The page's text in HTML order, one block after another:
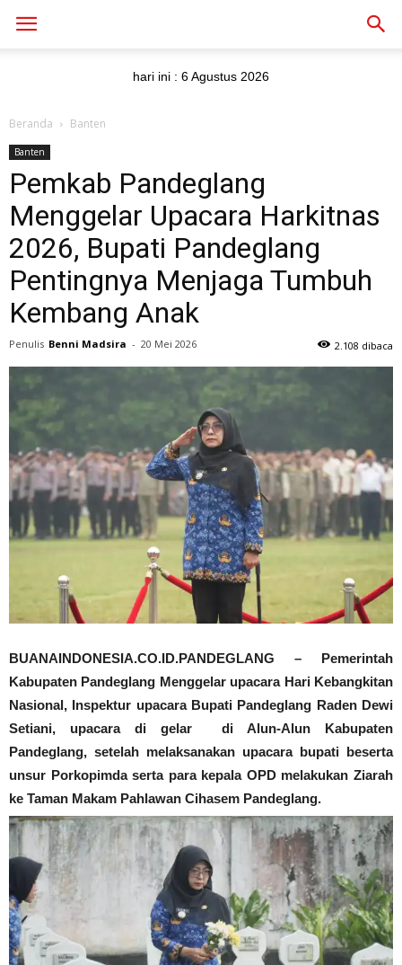
hari ini : 6 Agustus 2026
Beranda Banten
Banten
Pemkab Pandeglang
Menggelar Upacara Harkitnas
2026, Bupati Pandeglang
Pentingnya Menjaga Tumbuh
Kembang Anak
Penulis Benni Madsira - 20 Mei 2026 2.108 dibaca
BUANAINDONESIA.CO.ID.PANDEGLANG – Pemerintah
Kabupaten Pandeglang Menggelar upacara Hari Kebangkitan
Nasional, Inspektur upacara Bupati Pandeglang Raden Dewi
Setiani, upacara di gelar di Alun-Alun Kabupaten
Pandeglang, setelah melaksanakan upacara bupati beserta
unsur Porkopimda serta para kepala OPD melakukan Ziarah
ke Taman Makam Pahlawan Cihasem Pandeglang.